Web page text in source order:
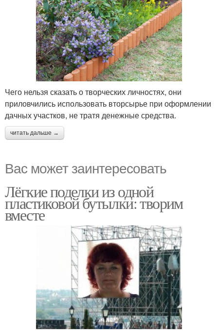
Чего нельзя сказать о творческих личностях, они
приловчились использовать вторсырье при оформлении
дачных участков, не тратя денежные средства.
читать дальше →
Вас может заинтересовать
Лёгкие поделки из одной
пластиковой бутылки: творим
вместе